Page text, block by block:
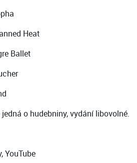
Heat
Ballet
o hudebniny, vydání libovolné.
YouTube